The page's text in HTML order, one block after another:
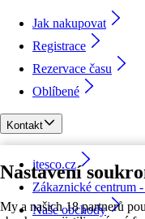
Nastavení
My a našich 18 partnerů
Jak nakupovat
Registrace
Rezervace času
Oblíbené
Kontakt
itesco.cz
Zákaznické centrum
Naše obchody